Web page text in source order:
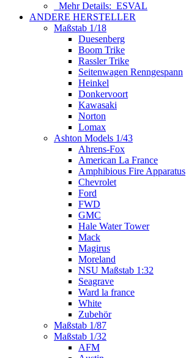
Mehr Details: ESVAL
ANDERE HERSTELLER
Maßstab 1/18
Duesenberg
Boom Trike
Rassler Trike
Seitenwagen Renngespann
Heinkel
Donkervoort
Kawasaki
Norton
Lomax
Ashton Models 1/43
Ahrens-Fox
American La France
Amphibious Fire Apparatus
Chevrolet
Ford
FWD
GMC
Hale Water Tower
Mack
Magirus
Moreland
NSU Maßstab 1:32
Seagrave
Ward la france
White
Zubehör
Maßstab 1/87
Maßstab 1/32
AFM